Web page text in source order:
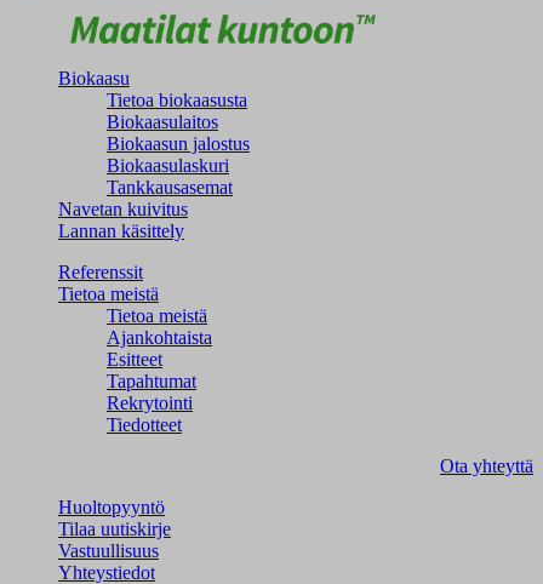
Biokaasu
Tietoa biokaasusta
Biokaasulaitos
Biokaasun jalostus
Biokaasulaskuri
Tankkausasemat
Navetan kuivitus
Lannan käsittely
Referenssit
Tietoa meistä
Tietoa meistä
Ajankohtaista
Esitteet
Tapahtumat
Rekrytointi
Tiedotteet
Ota yhteyttä
Huoltopyyntö
Tilaa uutiskirje
Vastuullisuus
Yhteystiedot